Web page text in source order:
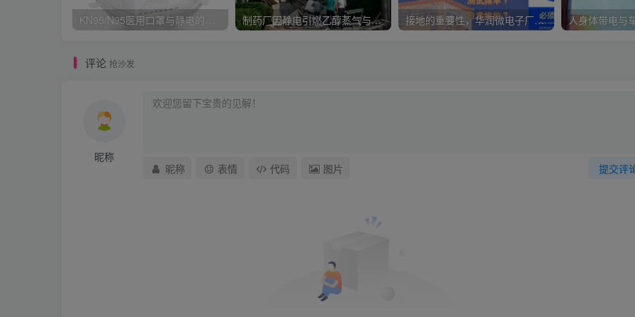
KN95/N95医用口罩与静电的秘密关系 制药厂因静电引燃乙醇蒸气与空气混合形成的爆炸气体 接地的重要性，华润微电子厂火灾起因？
评论 抢沙发
昵称
提交评
昵称 表情 代码 图片